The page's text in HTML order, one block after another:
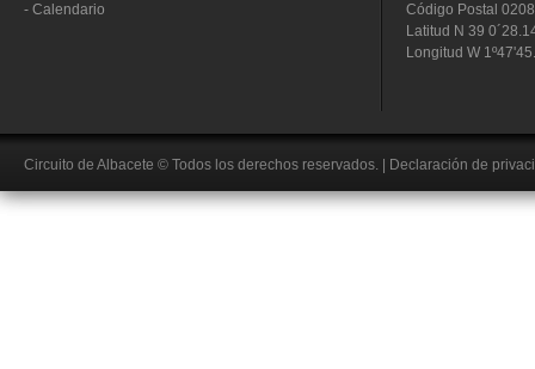
- Calendario
Código Postal
Latitud N 39
Longitud W
Circuito de Albacete © Todos los derechos reservados. Declaración de